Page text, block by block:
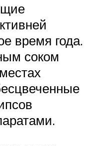
время года.
соком